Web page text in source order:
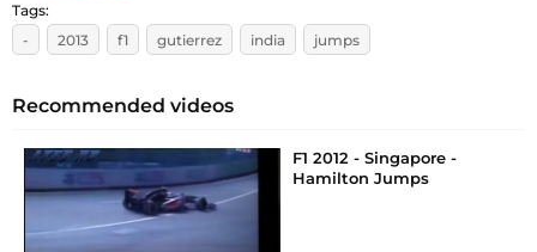
Tags:
-
2013 f1 gutierrez india jumps
Recommended videos
F1 2012 - Singapore -
Hamilton Jumps